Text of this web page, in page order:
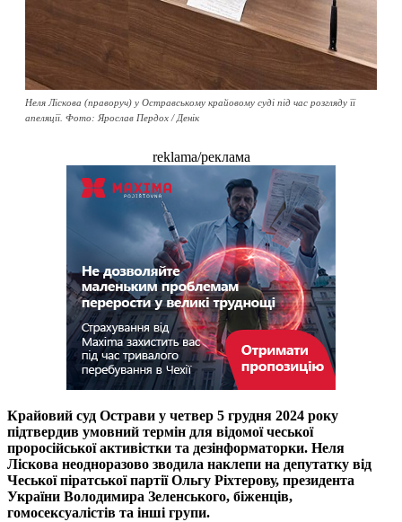
Неля Ліскова (праворуч) у Остравському крайовому суді під час розгляду її
апеляції. Фото: Ярослав Пердох / Денік
reklama/реклама
Крайовий суд Острави у четвер 5 грудня 2024 року
підтвердив умовний термін для відомої чеської
проросійської активістки та дезінформаторки. Неля
Ліскова неодноразово зводила наклепи на депутатку від
Чеської піратської партії Ольгу Ріхтерову, президента
України Володимира Зеленського, біженців,
гомосексуалістів та інші групи.